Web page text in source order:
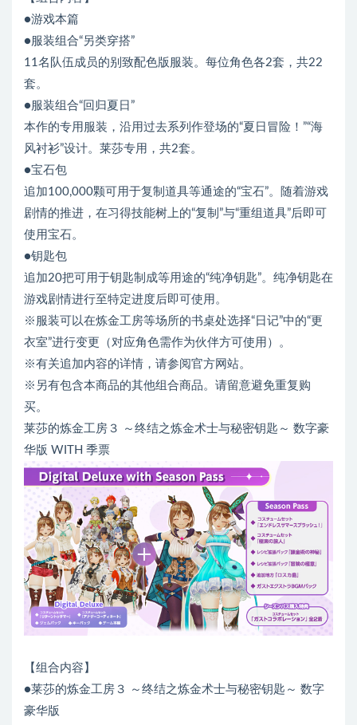
●游戏本篇
●服装组合“另类穿搭”
11名队伍成员的别致配色版服装。每位角色各2套，共22
套。
●服装组合“回归夏日”
本作的专用服装，沿用过去系列作登场的“夏日冒险！”“海
风衬衫”设计。莱莎专用，共2套。
●宝石包
追加100,000颗可用于复制道具等通途的“宝石”。随着游戏
剧情的推进，在习得技能树上的“复制”与“重组道具”后即可
使用宝石。
●钥匙包
追加20把可用于钥匙制成等用途的“纯净钥匙”。纯净钥匙在
游戏剧情进行至特定进度后即可使用。
※服装可以在炼金工房等场所的书桌处选择“日记”中的“更
衣室”进行变更（对应角色需作为伙伴方可使用）。
※有关追加内容的详情，请参阅官方网站。
※另有包含本商品的其他组合商品。请留意避免重复购
买。
莱莎的炼金工房３ ～终结之炼金术士与秘密钥匙～ 数字豪
华版 WITH 季票
【组合内容】
●莱莎的炼金工房３ ～终结之炼金术士与秘密钥匙～ 数字
豪华版